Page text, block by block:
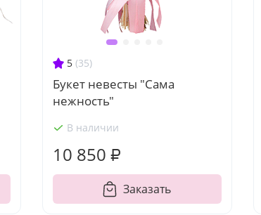
5 (35)
Букет невесты "Сама
нежность"
В наличии
10 850 ₽
Заказать